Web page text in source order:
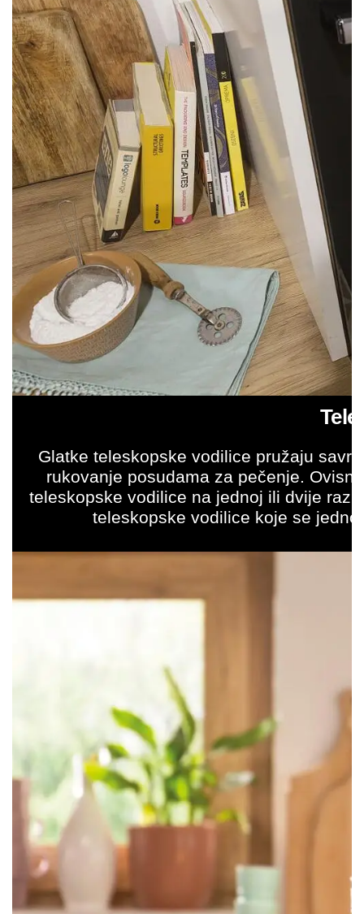
Glatke teleskopske vodilice pružaju
rukovanje posudama za pečenje.
teleskopske vodilice na jednoj ili dvije
teleskopske vodilice koje se